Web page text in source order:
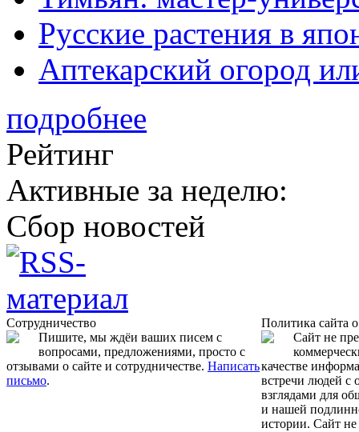
Русские растения в
Аптекарский огород
подробнее
Рейтинг
Активные за неделю:
Сбор новостей
Сотрудничество
Пишите, мы ждёи ваших писем с
вопросами, предложениями, просто с
отзывами о сайте и сотрудничестве. Написать
письмо.
Политика сайта
Сайт не
качестве
встречи людей с
взглядами для
и нашей
истории. Сайт не